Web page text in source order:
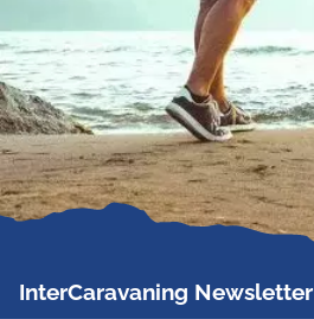
InterCaravaning Newsletter